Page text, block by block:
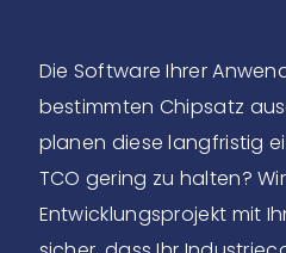
Die Software Ihrer
bestimmten Chipsatz
planen diese langfristig
TCO gering zu halten?
Entwicklungsprojekt mit